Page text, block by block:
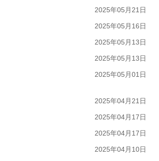
2025年05月21日
2025年05月16日
2025年05月13日
2025年05月13日
2025年05月01日
2025年04月21日
2025年04月17日
2025年04月17日
2025年04月10日